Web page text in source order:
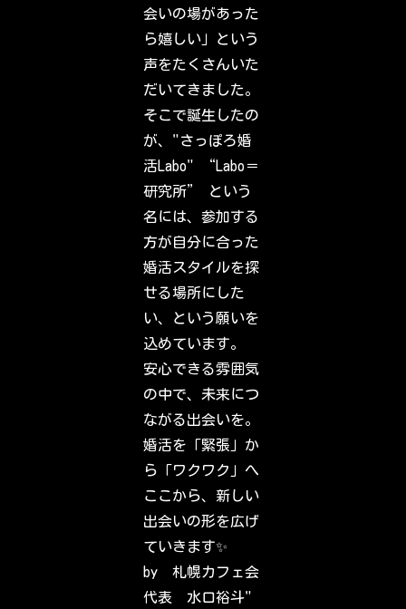
n
i
n
o
c
h
e
c
k
o
u
t
w
h
a
t
o
u
r
f
r
i
e
n
d
,
a
m
i
l
y
&
i
t
e
r
s
t
s
h
a
会いの場があった
ら嬉しい」という
声をたくさんいた
だいてきました。
そこで誕生したの
が、"さっぽろ婚
活Labo" “Labo＝
研究所” という
名には、参加する
方が自分に合った
婚活スタイルを探
せる場所にした
い、という願いを
込めています。
安心できる雰囲気
の中で、未来につ
ながる出会いを。
婚活を「緊張」か
ら「ワクワク」へ
ここから、新しい
出会いの形を広げ
ていきます✨
by 札幌カフェ会
代表 水口裕斗"